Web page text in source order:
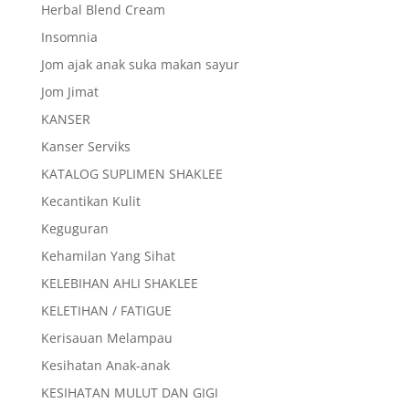
Herbal Blend Cream
Insomnia
Jom ajak anak suka makan sayur
Jom Jimat
KANSER
Kanser Serviks
KATALOG SUPLIMEN SHAKLEE
Kecantikan Kulit
Keguguran
Kehamilan Yang Sihat
KELEBIHAN AHLI SHAKLEE
KELETIHAN / FATIGUE
Kerisauan Melampau
Kesihatan Anak-anak
KESIHATAN MULUT DAN GIGI